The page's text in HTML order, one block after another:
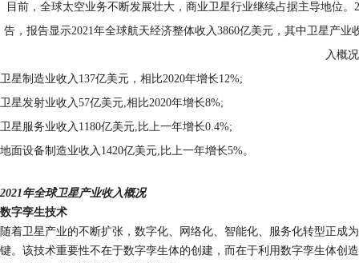
目前，全球太空业务不断发展壮大，商业卫星行业继续占据主导地位。
告，报告显示2021年全球航天经济整体收入3860亿美元，其中卫星产
入概
卫星制造业收入 137亿美元，相比2020年增长12%;
卫星发射业收入57亿美元,相比2020年增长8%;
卫星服务业收入 1180亿美元,比上一年增长0.4%;
地面设备制造业收入 1420亿美元,比上一年增长5%。
2021年全球卫星产业收入概况
数字孪生技术
随着卫星产业的不断扩张，数字化、网络化、智能化、服务化转型正成
键。该技术重要性不在于数字孪生体的创建，而在于利用数字孪生体创